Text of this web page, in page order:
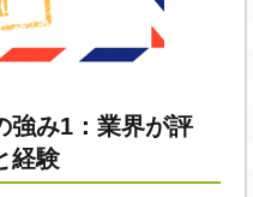
強み1：業界が評
経験